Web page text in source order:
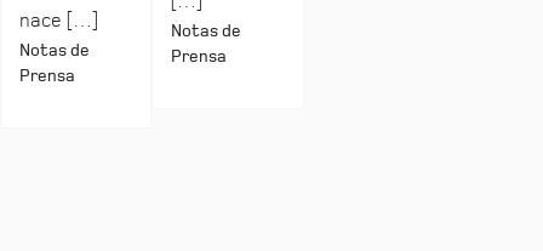
nace […]
Notas de
Prensa
Notas de
Prensa